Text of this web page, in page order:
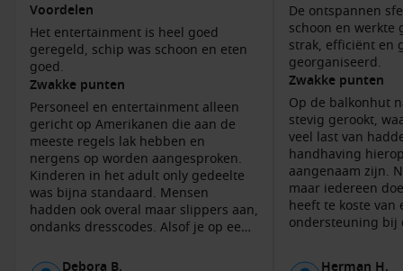
Omdat er het hele jaar door afvaarten zijn, heb je bovendien
veel keuze in vertrekdata en reisduur. Dat maakt Port
Canaveral interessant als je graag flexibel boekt.
Scheepsopties voor deze bestemming
In Port Canaveral meren uiteenlopende scheepstypes aan:
van moderne megaschepen tot comfortabele middelgrote
schepen. Welke optie het beste bij je past, hangt vooral af
van jouw reisstijl.
– Perfect als je veel faciliteiten wilt:
meerdere zwembaden, glijbanen, shows en een ruim
Voordelen
Het entertainment is heel goed
geregeld, schip was schoon en eten
goed.
Zwakke punten
Personeel en entertainment alleen
gericht op Amerikanen die aan de
meeste regels lak hebben en
nergens op worden aangesproken.
Kinderen in het adult only gedeelte
was bijna standaard. Mensen
hadden ook overal maar slippers aan,
ondanks dresscodes. Alsof je op een
Debora B.
De ontspannen
schoon en werkte
strak, efficiënt en
georganiseerd.
Zwakke punten
Op de balkonhut
stevig gerookt,
veel last van
handhaving
aangenaam zijn.
maar iedereen
heeft te koste van
ondersteuning bij
op belangrijke
Herman H.